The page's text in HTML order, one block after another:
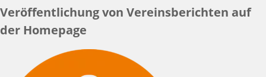
Veröffentlichung von Vereinsberichten auf
der Homepage